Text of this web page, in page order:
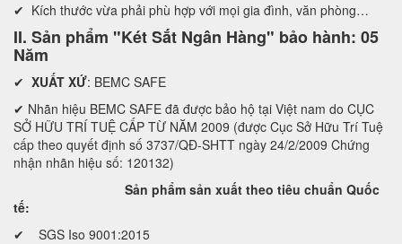
✔ Kích thước vừa phải phù hợp với mọi gia đình, văn phòng…
II. Sản phẩm "Két Sắt Ngân Hàng" bảo hành: 05
Năm
✔ XUẤT XỨ: BEMC SAFE
✔ Nhãn hiệu BEMC SAFE đã được bảo hộ tại Việt nam do CỤC
SỞ HỮU TRÍ TUỆ CẤP TỪ NĂM 2009 (được Cục Sở Hữu Trí Tuệ
cấp theo quyết định số 3737/QĐ-SHTT ngày 24/2/2009 Chứng
nhận nhãn hiệu số: 120132)
Sản phẩm sản xuất theo tiêu chuẩn Quốc
tế:
✔ SGS Iso 9001:2015